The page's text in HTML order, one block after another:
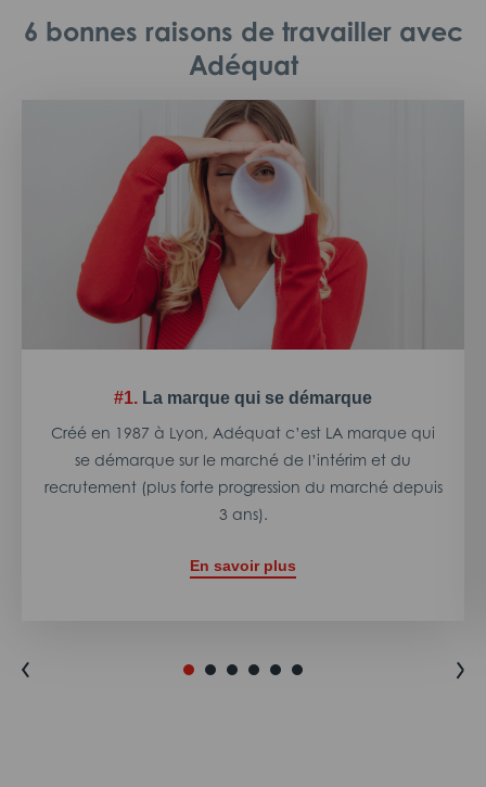
6 bonnes raisons de travailler avec
Adéquat
#1. La marque qui se démarque
Créé en 1987 à Lyon, Adéquat c’est LA marque qui
se démarque sur le marché de l’intérim et du
recrutement (plus forte progression du marché depuis
3 ans).
En savoir plus